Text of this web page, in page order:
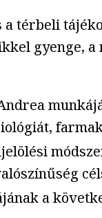
a térbeli
gyenge, a
a